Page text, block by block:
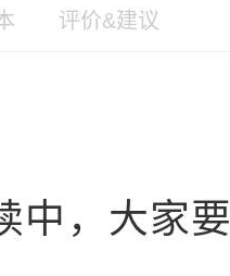
评价&建议
中，大家